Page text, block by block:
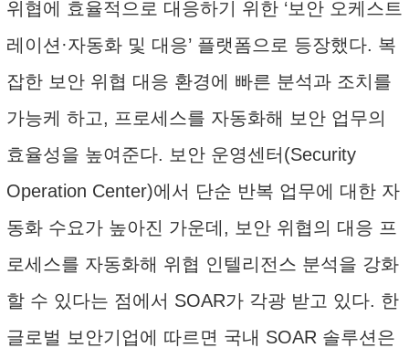
위협에 효율적으로 대응하기 위한 ‘보안 오케스트
레이션·자동화 및 대응’ 플랫폼으로 등장했다. 복
잡한 보안 위협 대응 환경에 빠른 분석과 조치를
가능케 하고, 프로세스를 자동화해 보안 업무의
효율성을 높여준다. 보안 운영센터(Security
Operation Center)에서 단순 반복 업무에 대한 자
동화 수요가 높아진 가운데, 보안 위협의 대응 프
로세스를 자동화해 위협 인텔리전스 분석을 강화
할 수 있다는 점에서 SOAR가 각광 받고 있다. 한
글로벌 보안기업에 따르면 국내 SOAR 솔루션은